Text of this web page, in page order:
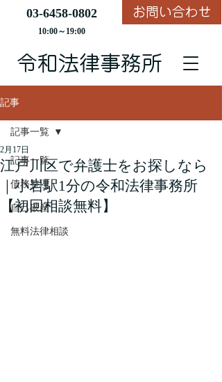
03-6458-0802
10:00～19:00
お問い合わせ
​令和法律事務所
記事
記事一覧
債務整理
自己破産
無料法律相談
記事一覧
江戸川区で弁護士をお探しなら
｜小岩駅1分の令和法律事務所
【初回相談無料】
2月17日